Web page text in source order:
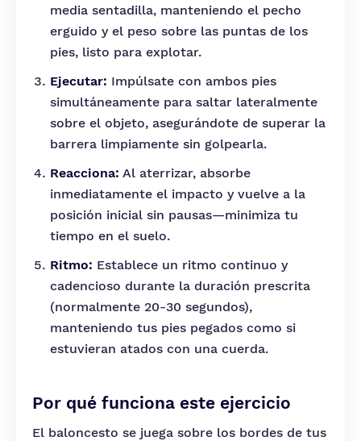
media sentadilla, manteniendo el pecho
erguido y el peso sobre las puntas de los
pies, listo para explotar.
Ejecutar: Impúlsate con ambos pies
simultáneamente para saltar lateralmente
sobre el objeto, asegurándote de superar la
barrera limpiamente sin golpearla.
Reacciona: Al aterrizar, absorbe
inmediatamente el impacto y vuelve a la
posición inicial sin pausas—minimiza tu
tiempo en el suelo.
Ritmo: Establece un ritmo continuo y
cadencioso durante la duración prescrita
(normalmente 20-30 segundos),
manteniendo tus pies pegados como si
estuvieran atados con una cuerda.
Por qué funciona este ejercicio
El baloncesto se juega sobre los bordes de tus